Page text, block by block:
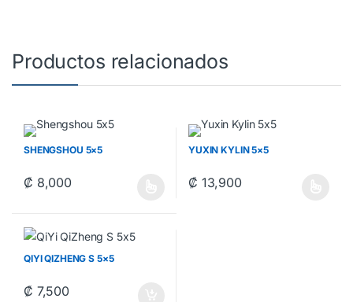
Productos relacionados
SHENGSHOU 5×5
₡ 8,000
YUXIN KYLIN 5×5
₡ 13,900
QIYI QIZHENG S 5×5
₡ 7,500